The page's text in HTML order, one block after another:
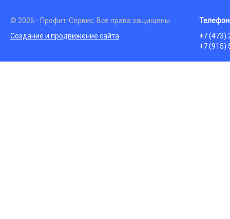
© 2026 - Профит-Сервис. Все права защищены.
Создание и продвижение сайта
+7 (473)
+7 (915)